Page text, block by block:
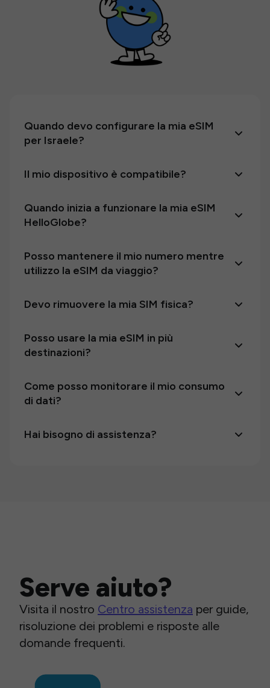
Quando devo configurare la mia eSIM
per Israele?
Il mio dispositivo è compatibile?
Quando inizia a funzionare la mia eSIM
HelloGlobe?
Posso mantenere il mio numero mentre
utilizzo la eSIM da viaggio?
Devo rimuovere la mia SIM fisica?
Posso usare la mia eSIM in più
destinazioni?
Come posso monitorare il mio consumo
di dati?
Hai bisogno di assistenza?
Serve aiuto?
Visita il nostro Centro assistenza per guide,
risoluzione dei problemi e risposte alle
domande frequenti.